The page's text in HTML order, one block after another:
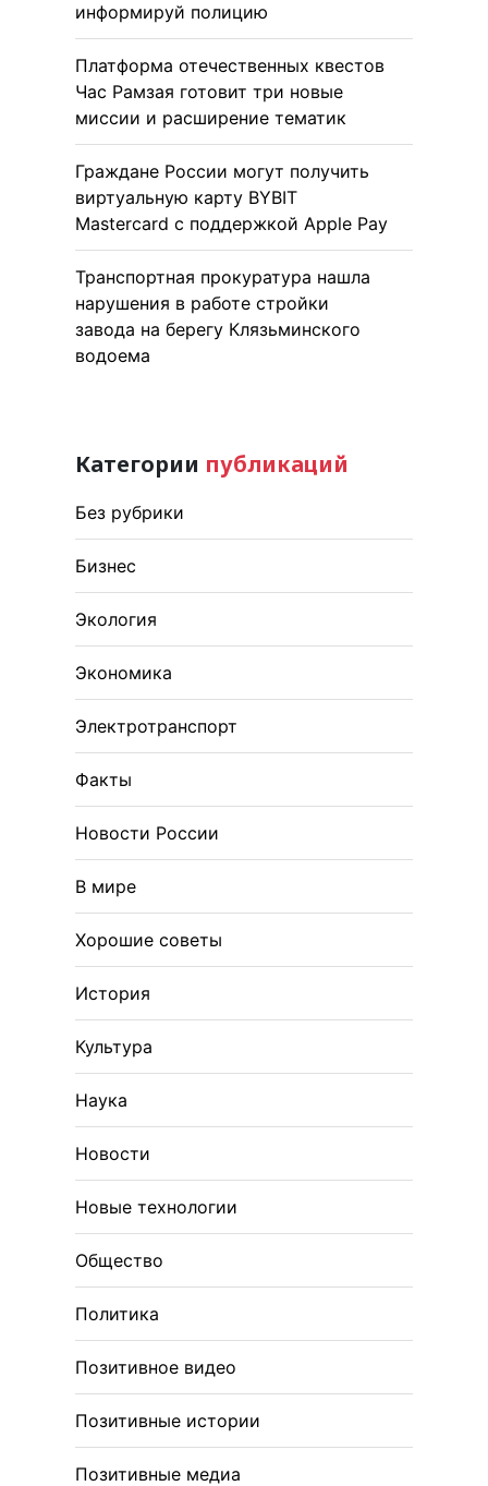
информируй полицию
Платформа отечественных квестов
Час Рамзая готовит три новые
миссии и расширение тематик
Граждане России могут получить
виртуальную карту BYBIT
Mastercard с поддержкой Apple Pay
Транспортная прокуратура нашла
нарушения в работе стройки
завода на берегу Клязьминского
водоема
Категории публикаций
Без рубрики
Бизнес
Экология
Экономика
Электротранспорт
Факты
Новости России
В мире
Хорошие советы
История
Культура
Наука
Новости
Новые технологии
Общество
Политика
Позитивное видео
Позитивные истории
Позитивные медиа